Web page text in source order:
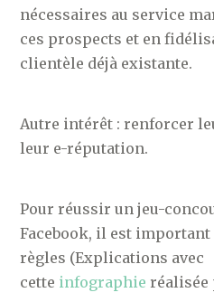
nécessaires au service
ces prospects et en
clientèle déjà existante.
Autre intérêt : renforcer
leur e-réputation.
Pour réussir un jeu-
Facebook, il est
règles (Explications avec
cette infographie réalisée